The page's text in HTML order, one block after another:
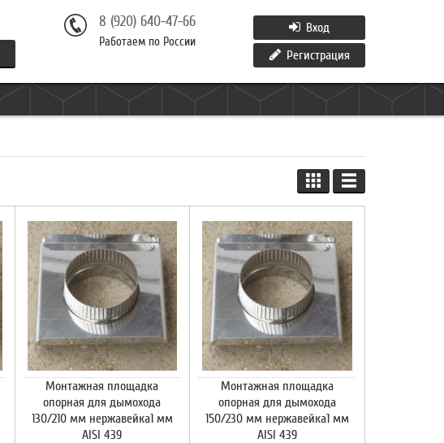
8 (920) 640-47-66
Работаем по России
Вход
Регистрация
Монтажная площадка
опорная для дымохода
130/210 мм нержавейка1 мм
AISI 439
Монтажная площадка
опорная для дымохода
150/230 мм нержавейка1 мм
AISI 439